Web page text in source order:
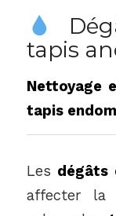
tapis
Nettoyage
tapis
Les dégâts
affecter